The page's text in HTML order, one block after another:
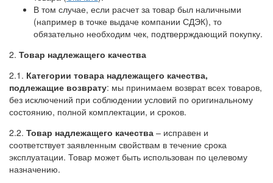
В том случае, если расчет за товар был наличными
(например в точке выдаче компании СДЭК), то
обязательно необходим чек, подтверрждающий покупку.
2. Товар надлежащего качества
2.1. Категории товара надлежащего качества,
подлежащие возврату: мы принимаем возврат всех товаров,
без исключений при соблюдении условий по оригинальному
состоянию, полной комплектации, и сроков.
2.2. Товар надлежащего качества – исправен и
соответствует заявленным свойствам в течение срока
эксплуатации. Товар может быть использован по целевому
назначению.